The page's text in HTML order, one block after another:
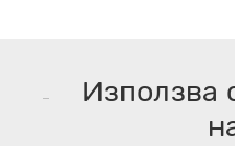
Използва